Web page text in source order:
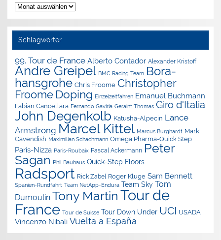
Nachrichten-
Archiv
Schlagwörter
99. Tour de France Alberto Contador Alexander Kristoff
Andre Greipel BMC Racing Team Bora-
hansgrohe Chris Froome Christopher
Froome Doping Einzelzeitfahren Emanuel Buchmann
Fabian Cancellara Fernando Gaviria Geraint Thomas Giro d'Italia
John Degenkolb Katusha-Alpecin Lance
Armstrong Marcel Kittel Marcus Burghardt Mark
Cavendish Maximilian Schachmann Omega Pharma-Quick Step
Paris-Nizza Paris-Roubaix Pascal Ackermann Peter
Sagan Phil Bauhaus Quick-Step Floors
Radsport Rick Zabel Roger Kluge Sam Bennett
Spanien-Rundfahrt Team NetApp-Endura Team Sky Tom
Dumoulin Tony Martin Tour de
France Tour de Suisse Tour Down Under UCI USADA
Vincenzo Nibali Vuelta a España